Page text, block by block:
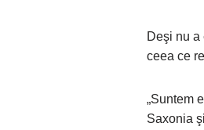
Deşi nu
ceea ce
„Suntem
Saxonia